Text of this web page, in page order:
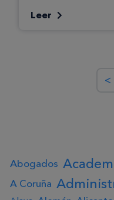
Leer
<
Abogados
A Coruña